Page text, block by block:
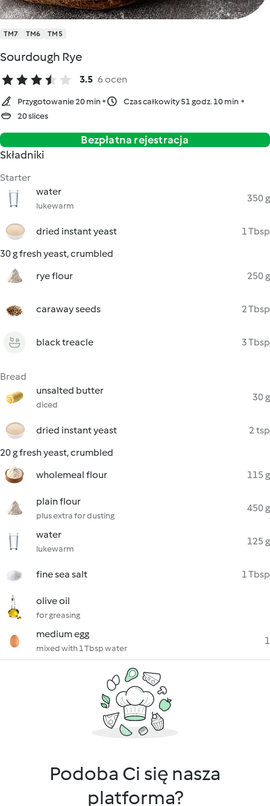
TM7 TM6 TM5
Sourdough Rye
3.5 6 ocen
Przygotowanie 20 min
Czas całkowity 51 godz. 10 min
20 slices
Bezpłatna rejestracja
Składniki
Starter
water
lukewarm
350 g
dried instant yeast
1 Tbsp
30 g fresh yeast, crumbled
rye flour
250 g
caraway seeds 2 Tbsp
black treacle 3 Tbsp
Bread
unsalted butter
diced
30 g
dried instant yeast
2 tsp
20 g fresh yeast, crumbled
wholemeal flour
115 g
plain flour
plus extra for dusting
450 g
water
lukewarm
125 g
fine sea salt 1 Tbsp
olive oil
for greasing
medium egg
mixed with 1 Tbsp water
1
Podoba Ci się nasza
platforma?